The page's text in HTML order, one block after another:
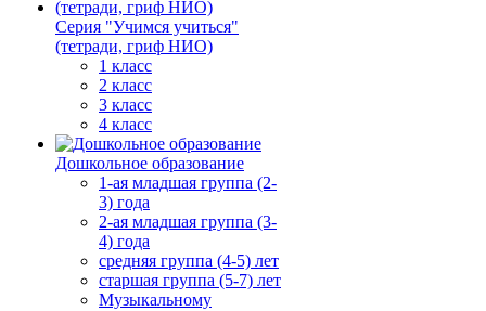
Серия "Учимся учиться"
(тетради, гриф НИО)
1 класс
2 класс
3 класс
4 класс
Дошкольное образование
1-ая младшая группа (2-
3) года
2-ая младшая группа (3-
4) года
средняя группа (4-5) лет
старшая группа (5-7) лет
Музыкальному